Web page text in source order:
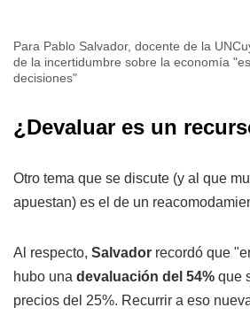
Para Pablo Salvador, docente de la
de la incertidumbre sobre la economía
decisiones"
¿Devaluar es un
Otro tema que se discute (y al que
apuestan) es el de un
Al respecto, Salvador recordó que
hubo una devaluación del 54% que
precios del 25%. Recurrir a eso